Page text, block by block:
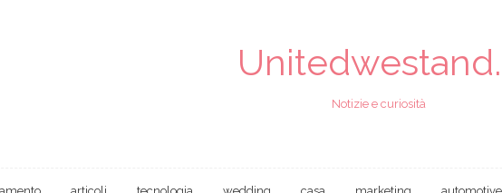
Notizie e curiosità
articoli tecnologia wedding casa marketing automotive